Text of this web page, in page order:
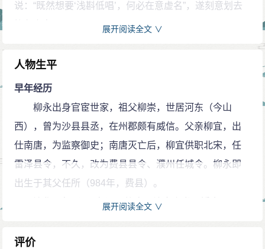
说：“既然想要‘浅斟低唱’，何必在意虚名”，遂刻意划去
仁宗回复“且去填词”，并说自此后柳永不得志，遂出入娼
馆酒楼，自号“奉圣旨填词柳三变”。
眠花宿柳
柳永生在一个典型的奉儒守官之家，自小深受儒家
思想的系统训练，养成功名用世之志，然而，他一旦出
入“秦楼楚馆”，接触到“竞赌新声”，浪漫而放荡不羁的性
格便显露出来，因此，青楼成了他常去之处。科举落第
后，柳永沉溺烟花巷陌，都市的繁华、歌伎的多情，使
柳永仿佛找到了真正的自由生活。
展开阅读全文 ∨
人物生平
早年经历
柳永出身官宦世家，祖父柳崇，世居河东（今山
西），曾为沙县县丞，在州郡颇有威信。父亲柳宜，出
仕南唐，为监察御史；南唐灭亡后，柳宜供职北宋，任
雷泽县令，不久，改为费县县令、濮州任城令。柳永即
出生于其父任所（984年，费县）。
淳化元年（990年），柳宜入汴京上书，授全州通
淳化五年（994年），柳宜以赞善大夫调往扬州，柳
展开阅读全文 ∨
评价